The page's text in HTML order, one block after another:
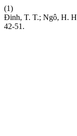
(1)
Đinh, T. T.; Ngô, H.
42-51.